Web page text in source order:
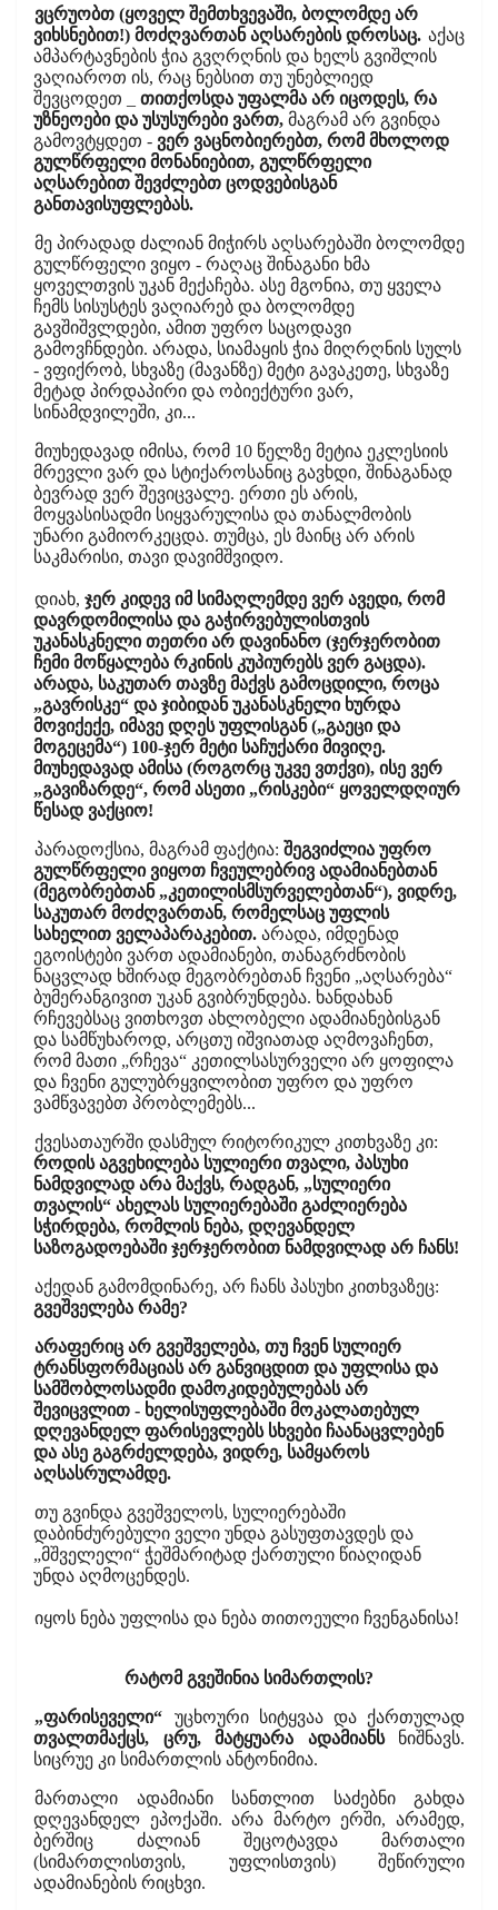
ვცრუობთ (ყოველ შემთხვევაში, ბოლომდე არ
ვიხსნებით!) მოძღვართან აღსარების დროსაც. აქაც
ამპარტავნების ჭია გვღრღნის და ხელს გვიშლის
ვაღიაროთ ის, რაც ნებსით თუ უნებლიედ
შევცოდეთ _ თითქოსდა უფალმა არ იცოდეს, რა
უზნეოები და უსუსურები ვართ, მაგრამ არ გვინდა
გამოვტყდეთ - ვერ ვაცნობიერებთ, რომ მხოლოდ
გულწრფელი მონანიებით, გულწრფელი
აღსარებით შევძლებთ ცოდვებისგან
განთავისუფლებას.
მე პირადად ძალიან მიჭირს აღსარებაში ბოლომდე
გულწრფელი ვიყო - რაღაც შინაგანი ხმა
ყოველთვის უკან მექაჩება. ასე მგონია, თუ ყველა
ჩემს სისუსტეს ვაღიარებ და ბოლომდე
გავშიშვლდები, ამით უფრო საცოდავი
გამოვჩნდები. არადა, სიამაყის ჭია მიღრღნის სულს
- ვფიქრობ, სხვაზე (მავანზე) მეტი გავაკეთე, სხვაზე
მეტად პირდაპირი და ობიექტური ვარ,
სინამდვილეში, კი...
მიუხედავად იმისა, რომ 10 წელზე მეტია ეკლესიის
მრევლი ვარ და სტიქაროსანიც გავხდი, შინაგანად
ბევრად ვერ შევიცვალე. ერთი ეს არის,
მოყვასისადმი სიყვარულისა და თანალმობის
უნარი გამიორკეცდა. თუმცა, ეს მაინც არ არის
საკმარისი, თავი დავიმშვიდო.
დიახ, ჯერ კიდევ იმ სიმაღლემდე ვერ ავედი, რომ
დავრდომილისა და გაჭირვებულისთვის
უკანასკნელი თეთრი არ დავინანო (ჯერჯერობით
ჩემი მოწყალება რკინის კუპიურებს ვერ გაცდა).
არადა, საკუთარ თავზე მაქვს გამოცდილი, როცა
„გავრისკე“ და ჯიბიდან უკანასკნელი ხურდა
მოვიქექე, იმავე დღეს უფლისგან („გაეცი და
მოგეცემა“) 100-ჯერ მეტი საჩუქარი მივიღე.
მიუხედავად ამისა (როგორც უკვე ვთქვი), ისე ვერ
„გავიზარდე“, რომ ასეთი „რისკები“ ყოველდღიურ
წესად ვაქციო!
პარადოქსია, მაგრამ ფაქტია: შეგვიძლია უფრო
გულწრფელი ვიყოთ ჩვეულებრივ ადამიანებთან
(მეგობრებთან „კეთილისმსურველებთან“), ვიდრე,
საკუთარ მოძღვართან, რომელსაც უფლის
სახელით ველაპარაკებით. არადა, იმდენად
ეგოისტები ვართ ადამიანები, თანაგრძნობის
ნაცვლად ხშირად მეგობრებთან ჩვენი „აღსარება“
ბუმერანგივით უკან გვიბრუნდება. ხანდახან
რჩევებსაც ვითხოვთ ახლობელი ადამიანებისგან
და სამწუხაროდ, არცთუ იშვიათად აღმოვაჩენთ,
რომ მათი „რჩევა“ კეთილსასურველი არ ყოფილა
და ჩვენი გულუბრყვილობით უფრო და უფრო
ვამწვავებთ პრობლემებს...
ქვესათაურში დასმულ რიტორიკულ კითხვაზე კი:
როდის აგვეხილება სულიერი თვალი, პასუხი
ნამდვილად არა მაქვს, რადგან, „სულიერი
თვალის“ ახელას სულიერებაში გაძლიერება
სჭირდება, რომლის ნება, დღევანდელ
საზოგადოებაში ჯერჯერობით ნამდვილად არ ჩანს!
აქედან გამომდინარე, არ ჩანს პასუხი კითხვაზეც:
გვეშველება რამე?
არაფერიც არ გვეშველება, თუ ჩვენ სულიერ
ტრანსფორმაციას არ განვიცდით და უფლისა და
სამშობლოსადმი დამოკიდებულებას არ
შევიცვლით - ხელისუფლებაში მოკალათებულ
დღევანდელ ფარისევლებს სხვები ჩაანაცვლებენ
და ასე გაგრძელდება, ვიდრე, სამყაროს
აღსასრულამდე.
თუ გვინდა გვეშველოს, სულიერებაში
დაბინძურებული ველი უნდა გასუფთავდეს და
„მშველელი“ ჭეშმარიტად ქართული წიაღიდან
უნდა აღმოცენდეს.
იყოს ნება უფლისა და ნება თითოეული ჩვენგანისა!
რატომ გვეშინია სიმართლის?
„ფარისეველი“
უცხოური სიტყვაა და ქართულად
თვალთმაქცს, ცრუ, მატყუარა ადამიანსნიშნავს.
სიცრუე კი სიმართლის ანტონიმია.
მართალი ადამიანი სანთლით საძებნი გახდა
დღევანდელ ეპოქაში. არა მარტო ერში, არამედ,
ბერშიც ძალიან შეცოტავდა მართალი
(სიმართლისთვის, უფლისთვის) შეწირული
ადამიანების რიცხვი.